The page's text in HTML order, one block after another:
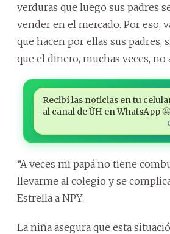
verduras que luego sus padres
vender en el mercado. Por eso,
que hacen por ellas sus padres,
que el dinero, muchas veces, no
Recibí las noticias en tu
al canal de ÚH en WhatsApp 🤩
“A veces mi papá no tiene
llevarme al colegio y se
Estrella a NPY.
La niña asegura que esta